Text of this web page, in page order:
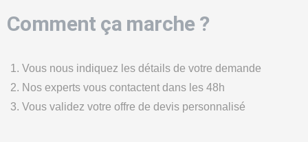
Comment ça marche ?
Vous nous indiquez les détails de votre demande
Nos experts vous contactent dans les 48h
Vous validez votre offre de devis personnalisé